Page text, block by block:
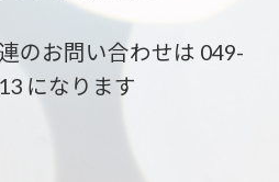
のお問い合わせは 049-
になります